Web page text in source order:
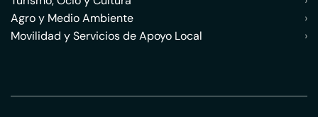
Agro y Medio Ambiente
›
Movilidad y Servicios de Apoyo Local
›